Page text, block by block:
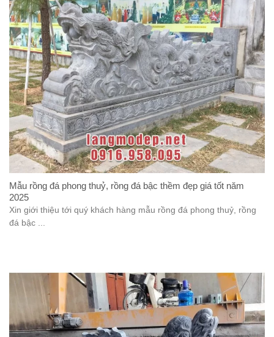
Mẫu rồng đá phong thuỷ, rồng đá bậc thềm đẹp giá tốt năm
2025
Xin giới thiệu tới quý khách hàng mẫu rồng đá phong thuỷ, rồng
đá bậc ...